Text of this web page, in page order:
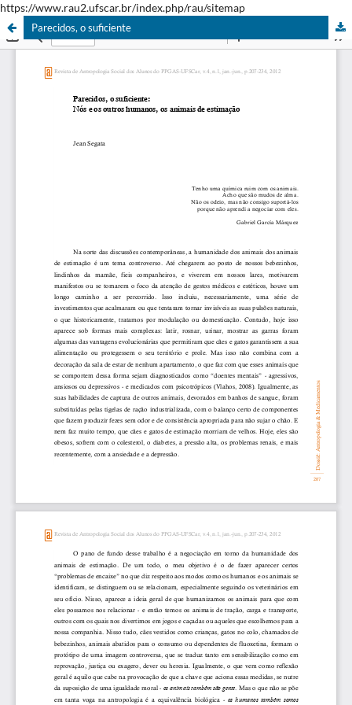
https://www.rau2.ufscar.br/index.php/rau/sitemap
Parecidos, o suficiente